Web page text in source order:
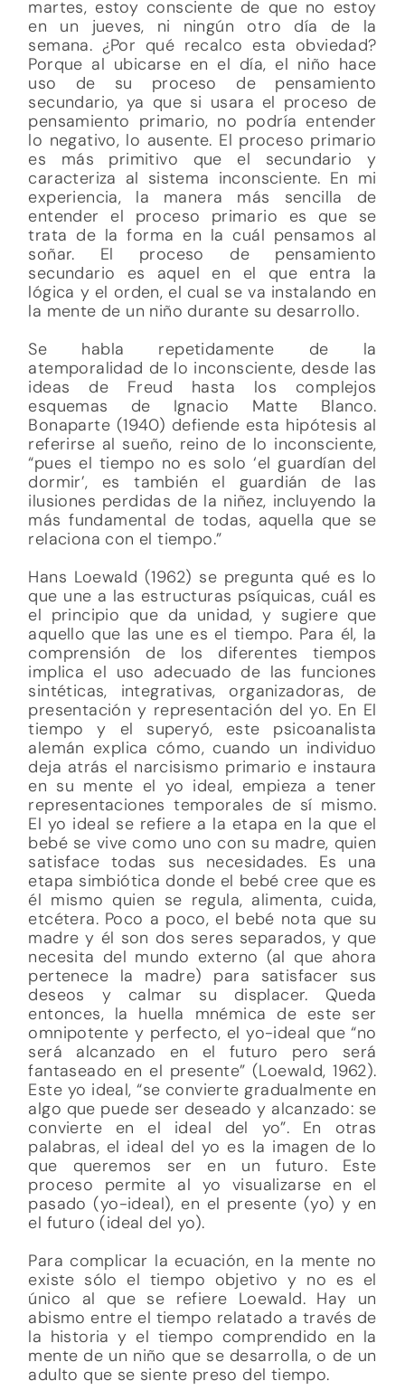
martes, estoy consciente de que no estoy
en un jueves, ni ningún otro día de la
semana. ¿Por qué recalco esta obviedad?
Porque al ubicarse en el día, el niño hace
uso de su proceso de pensamiento
secundario, ya que si usara el proceso de
pensamiento primario, no podría entender
lo negativo, lo ausente. El proceso primario
es más primitivo que el secundario y
caracteriza al sistema inconsciente. En mi
experiencia, la manera más sencilla de
entender el proceso primario es que se
trata de la forma en la cuál pensamos al
soñar. El proceso de pensamiento
secundario es aquel en el que entra la
lógica y el orden, el cual se va instalando en
la mente de un niño durante su desarrollo.
Se habla repetidamente de la
atemporalidad de lo inconsciente, desde las
ideas de Freud hasta los complejos
esquemas de Ignacio Matte Blanco.
Bonaparte (1940) defiende esta hipótesis al
referirse al sueño, reino de lo inconsciente,
“pues el tiempo no es solo ‘el guardían del
dormir’, es también el guardián de las
ilusiones perdidas de la niñez, incluyendo la
más fundamental de todas, aquella que se
relaciona con el tiempo.”
Hans Loewald (1962) se pregunta qué es lo
que une a las estructuras psíquicas, cuál es
el principio que da unidad, y sugiere que
aquello que las une es el tiempo. Para él, la
comprensión de los diferentes tiempos
implica el uso adecuado de las funciones
sintéticas, integrativas, organizadoras, de
presentación y representación del yo. En El
tiempo y el superyó, este psicoanalista
alemán explica cómo, cuando un individuo
deja atrás el narcisismo primario e instaura
en su mente el yo ideal, empieza a tener
representaciones temporales de sí mismo.
El yo ideal se refiere a la etapa en la que el
bebé se vive como uno con su madre, quien
satisface todas sus necesidades. Es una
etapa simbiótica donde el bebé cree que es
él mismo quien se regula, alimenta, cuida,
etcétera. Poco a poco, el bebé nota que su
madre y él son dos seres separados, y que
necesita del mundo externo (al que ahora
pertenece la madre) para satisfacer sus
deseos y calmar su displacer. Queda
entonces, la huella mnémica de este ser
omnipotente y perfecto, el yo-ideal que “no
será alcanzado en el futuro pero será
fantaseado en el presente” (Loewald, 1962).
Este yo ideal, “se convierte gradualmente en
algo que puede ser deseado y alcanzado: se
convierte en el ideal del yo”. En otras
palabras, el ideal del yo es la imagen de lo
que queremos ser en un futuro. Este
proceso permite al yo visualizarse en el
pasado (yo-ideal), en el presente (yo) y en
el futuro (ideal del yo).
Para complicar la ecuación, en la mente no
existe sólo el tiempo objetivo y no es el
único al que se refiere Loewald. Hay un
abismo entre el tiempo relatado a través de
la historia y el tiempo comprendido en la
mente de un niño que se desarrolla, o de un
adulto que se siente preso del tiempo.